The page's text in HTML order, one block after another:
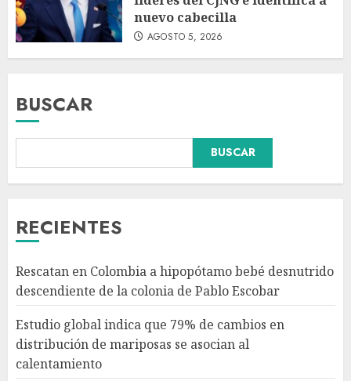
nuevo cabecilla
AGOSTO 5, 2026
BUSCAR
BUSCAR
RECIENTES
Rescatan en Colombia a hipopótamo bebé desnutrido
descendiente de la colonia de Pablo Escobar
Estudio global indica que 79% de cambios en
distribución de mariposas se asocian al
calentamiento
4
‘Spider-Man: Brand New Day’ y
‘The Odyssey’ generan más de
400 millones de dólares en un
fin de semana histórico en EE.